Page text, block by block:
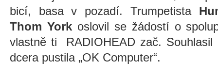
bicí, basa v pozadí. Trumpetista
Thom Yorkoslovil se žádostí o
vlastně ti RADIOHEAD zač.
dcera pustila „OK Computer“.